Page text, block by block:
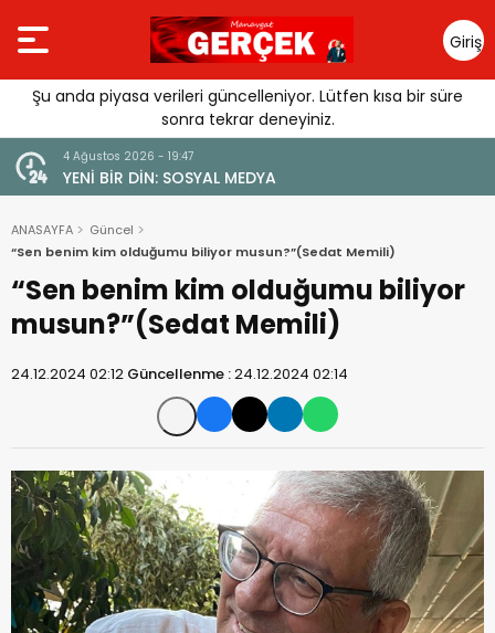
Giriş
Yap
Şu anda piyasa verileri güncelleniyor. Lütfen kısa bir süre
sonra tekrar deneyiniz.
4 Ağustos 2026 - 19:47
YENİ BİR DİN: SOSYAL MEDYA
ANASAYFA
Güncel
“Sen benim kim olduğumu biliyor musun?”(Sedat Memili)
“Sen benim kim olduğumu biliyor
musun?”(Sedat Memili)
24.12.2024 02:12 Güncellenme :24.12.2024 02:14